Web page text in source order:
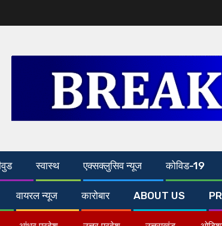
स्वास्थ एक्सक्लुसिव न्यूज कोविड-19
वायरल न्यूज कारोबार ABOUT US